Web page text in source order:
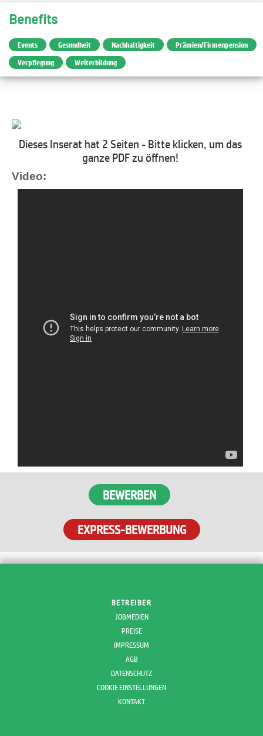
Benefits
Events Gesundheit Nachhaltigkeit
Prämien/Firmenpension
Verpflegung
Weiterbildung
Dieses Inserat hat 2 Seiten - Bitte klicken, um das
ganze PDF zu öffnen!
Video:
BEWERBEN
EXPRESS-BEWERBUNG
BETREIBER
JOBMEDIEN
PREISE
IMPRESSUM
AGB
DATENSCHUTZ
COOKIE EINSTELLUNGEN
KONTAKT